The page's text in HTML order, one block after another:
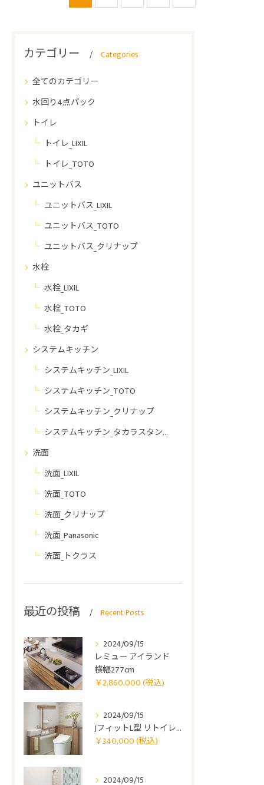
カテゴリー Categories
全てのカテゴリー
水回り4点パック
トイレ
トイレ_LIXIL
トイレ_TOTO
ユニットバス
ユニットバス_LIXIL
ユニットバス_TOTO
ユニットバス_クリナップ
水栓
水栓_LIXIL
水栓_TOTO
水栓_タカギ
システムキッチン
システムキッチン_LIXIL
システムキッチン_TOTO
システムキッチン_クリナップ
システムキッチン_タカラスタンダード
洗面
洗面_LIXIL
洗面_TOTO
洗面_クリナップ
洗面_Panasonic
洗面_トクラス
最近の投稿 Recent Posts
￥2,860,000
(税込)">
2024/09/15
レミュー アイランド
横幅277cm
￥2,860,000 (税込)
￥340,000 (税
込)">
2024/09/15
JフィットL型 リトイレ 0410
￥340,000 (税込)
￥290,000 (税
2024/09/15